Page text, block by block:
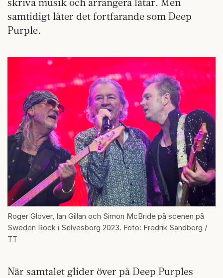
samtidigt låter det fortfarande som Deep
Purple.
Roger Glover, Ian Gillan och Simon McBride på scenen på
Sweden Rock i Sölvesborg 2023. Foto: Fredrik Sandberg /
TT
När samtalet glider över på Deep Purples